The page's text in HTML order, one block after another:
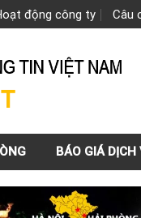
động công ty Câu
BÁO GIÁ DỊCH